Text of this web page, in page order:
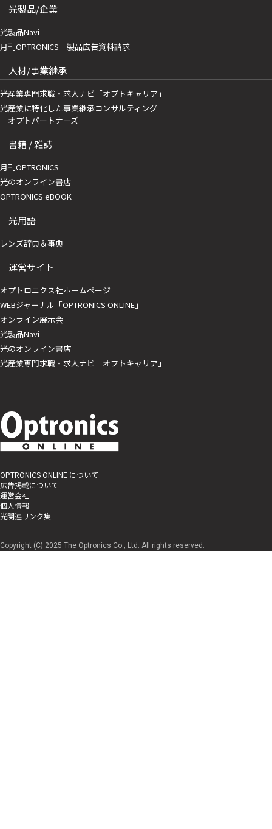
光製品/企業
光製品Navi
月刊OPTRONICS 製品広告資料請求
人材/事業継承
光産業専門求職・求人ナビ「オプトキャリア」
光産業に特化した事業継承コンサルティング
「オプトパートナーズ」
書籍 / 雑誌
月刊OPTRONICS
光のオンライン書店
OPTRONICS eBOOK
光用語
レンズ辞典＆事典
運営サイト
オプトロニクス社ホームページ
WEBジャーナル「OPTRONICS ONLINE」
オンライン展示会
光製品Navi
光のオンライン書店
光産業専門求職・求人ナビ「オプトキャリア」
OPTRONICS ONLINE について
広告掲載について
運営会社
個人情報
光関連リンク集
Copyright (C) 2025 The Optronics Co., Ltd. All rights reserved.